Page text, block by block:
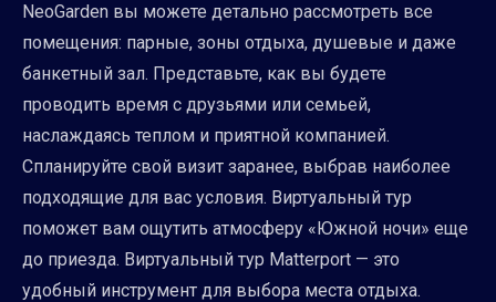
NeoGarden вы можете детально рассмотреть все
помещения: парные, зоны отдыха, душевые и даже
банкетный зал. Представьте, как вы будете
проводить время с друзьями или семьей,
наслаждаясь теплом и приятной компанией.
Спланируйте свой визит заранее, выбрав наиболее
подходящие для вас условия. Виртуальный тур
поможет вам ощутить атмосферу «Южной ночи» еще
до приезда. Виртуальный тур Matterport — это
удобный инструмент для выбора места отдыха.